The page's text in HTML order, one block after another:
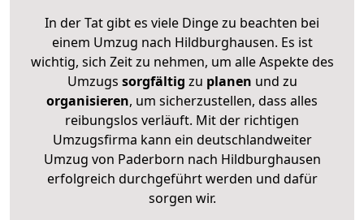
In der Tat gibt es viele Dinge zu beachten bei
einem Umzug nach Hildburghausen. Es ist
wichtig, sich Zeit zu nehmen, um alle Aspekte des
Umzugs sorgfältig zu planen und zu
organisieren, um sicherzustellen, dass alles
reibungslos verläuft. Mit der richtigen
Umzugsfirma kann ein deutschlandweiter
Umzug von Paderborn nach Hildburghausen
erfolgreich durchgeführt werden und dafür
sorgen wir.